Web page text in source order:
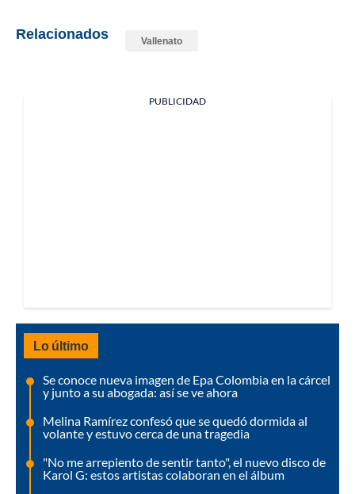
Relacionados Vallenato
PUBLICIDAD
Lo último
Se conoce nueva imagen de Epa Colombia en la cárcel
y junto a su abogada: así se ve ahora
Melina Ramírez confesó que se quedó dormida al
volante y estuvo cerca de una tragedia
"No me arrepiento de sentir tanto", el nuevo disco de
Karol G: estos artistas colaboran en el álbum